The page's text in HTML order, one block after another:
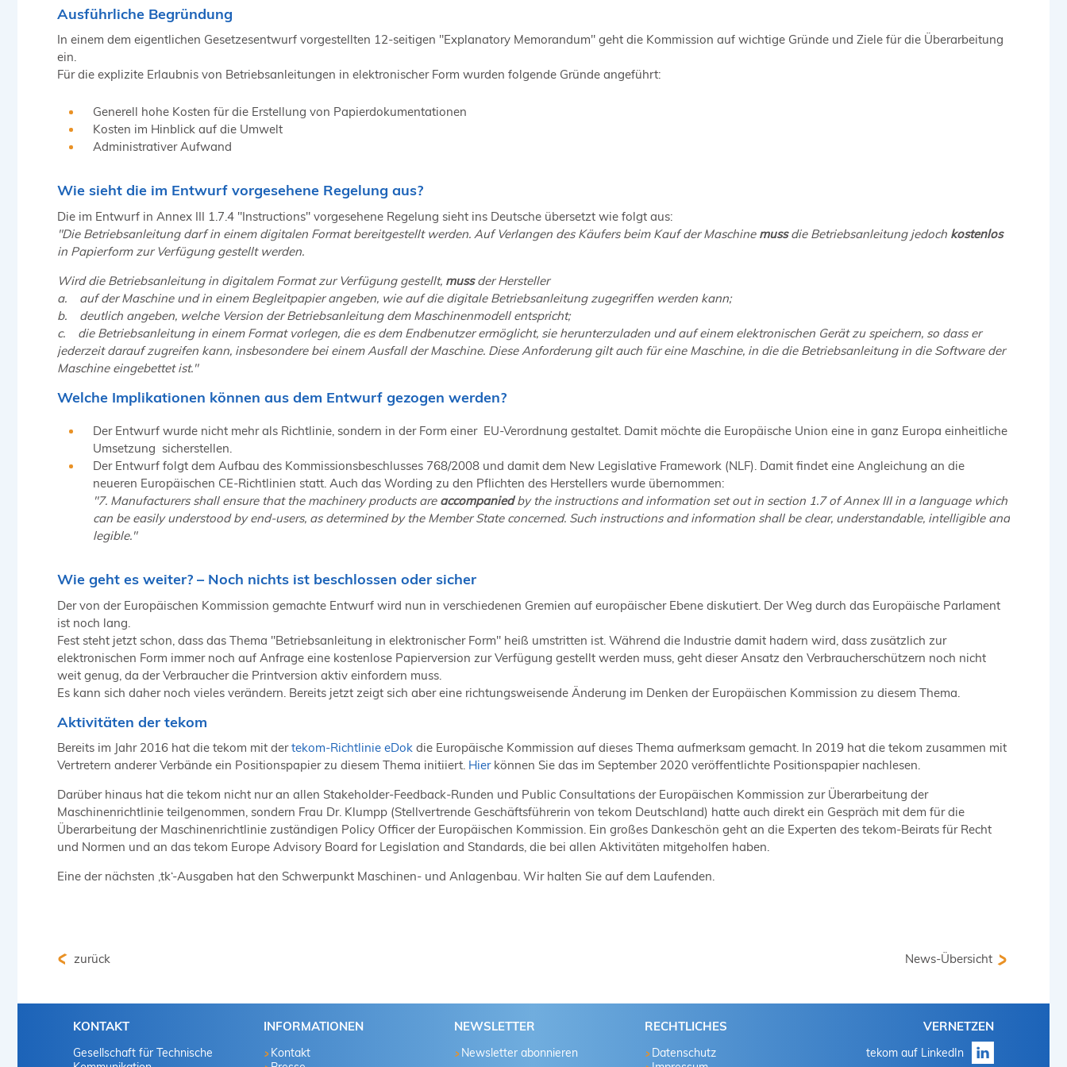
Ausführliche Begründung
In einem dem eigentlichen Gesetzesentwurf vorgestellten 12-seitigen "Explanatory Memorandum" geht die Kommission auf wichtige Gründe und Ziele für die Überarbeitung
ein.
Für die explizite Erlaubnis von Betriebsanleitungen in elektronischer Form wurden folgende Gründe angeführt:
Generell hohe Kosten für die Erstellung von Papierdokumentationen
Kosten im Hinblick auf die Umwelt
Administrativer Aufwand
Wie sieht die im Entwurf vorgesehene Regelung aus?
Die im Entwurf in Annex III 1.7.4 "Instructions" vorgesehene Regelung sieht ins Deutsche übersetzt wie folgt aus:
"Die Betriebsanleitung darf in einem digitalen Format bereitgestellt werden. Auf Verlangen des Käufers beim Kauf der Maschine mussdie Betriebsanleitung jedoch kostenlos
in Papierform zur Verfügung gestellt werden.
Wird die Betriebsanleitung in digitalem Format zur Verfügung gestellt, mussder Hersteller
a. auf der Maschine und in einem Begleitpapier angeben, wie auf die digitale Betriebsanleitung zugegriffen werden kann;
b. deutlich angeben, welche Version der Betriebsanleitung dem Maschinenmodell entspricht;
c. die Betriebsanleitung in einem Format vorlegen, die es dem Endbenutzer ermöglicht, sie herunterzuladen und auf einem elektronischen Gerät zu speichern, so dass er
jederzeit darauf zugreifen kann, insbesondere bei einem Ausfall der Maschine. Diese Anforderung gilt auch für eine Maschine, in die die Betriebsanleitung in die Software der
Maschine eingebettet ist."
Welche Implikationen können aus dem Entwurf gezogen werden?
Der Entwurf wurde nicht mehr als Richtlinie, sondern in der Form einer EU-Verordnung gestaltet. Damit möchte die Europäische Union eine in ganz Europa einheitliche
Umsetzung sicherstellen.
Der Entwurf folgt dem Aufbau des Kommissionsbeschlusses 768/2008 und damit dem New Legislative Framework (NLF). Damit findet eine Angleichung an die
neueren Europäischen CE-Richtlinien statt. Auch das Wording zu den Pflichten des Herstellers wurde übernommen:
"7. Manufacturers shall ensure that the machinery products are accompaniedby the instructions and information set out in section 1.7 of Annex III in a language which
can be easily understood by end-users, as determined by the Member State concerned. Such instructions and information shall be clear, understandable, intelligible and
legible."
Wie geht es weiter? – Noch nichts ist beschlossen oder sicher
Der von der Europäischen Kommission gemachte Entwurf wird nun in verschiedenen Gremien auf europäischer Ebene diskutiert. Der Weg durch das Europäische Parlament
ist noch lang.
Fest steht jetzt schon, dass das Thema "Betriebsanleitung in elektronischer Form" heiß umstritten ist. Während die Industrie damit hadern wird, dass zusätzlich zur
elektronischen Form immer noch auf Anfrage eine kostenlose Papierversion zur Verfügung gestellt werden muss, geht dieser Ansatz den Verbraucherschützern noch nicht
weit genug, da der Verbraucher die Printversion aktiv einfordern muss.
Es kann sich daher noch vieles verändern. Bereits jetzt zeigt sich aber eine richtungsweisende Änderung im Denken der Europäischen Kommission zu diesem Thema.
Aktivitäten der tekom
Bereits im Jahr 2016 hat die tekom mit dertekom-Richtlinie eDok die Europäische Kommission auf dieses Thema aufmerksam gemacht. In 2019 hat die tekom zusammen mit
Vertretern anderer Verbände ein Positionspapier zu diesem Thema initiiert. Hierkönnen Sie das im September 2020 veröffentlichte Positionspapier nachlesen.
Darüber hinaus hat die tekom nicht nur an allen Stakeholder-Feedback-Runden und Public Consultations der Europäischen Kommission zur Überarbeitung der
Maschinenrichtlinie teilgenommen, sondern Frau Dr. Klumpp (Stellvertrende Geschäftsführerin von tekom Deutschland) hatte auch direkt ein Gespräch mit dem für die
Überarbeitung der Maschinenrichtlinie zuständigen Policy Officer der Europäischen Kommission. Ein großes Dankeschön geht an die Experten des tekom-Beirats für Recht
und Normen und an das tekom Europe Advisory Board for Legislation and Standards, die bei allen Aktivitäten mitgeholfen haben.
Eine der nächsten ‚tk‘-Ausgaben hat den Schwerpunkt Maschinen- und Anlagenbau. Wir halten Sie auf dem Laufenden.
zurück News-Übersicht
KONTAKT
Gesellschaft für Technische
INFORMATIONEN
Kontakt
NEWSLETTER
Newsletter abonnieren
RECHTLICHES
Datenschutz
VERNETZEN
tekom auf LinkedIn